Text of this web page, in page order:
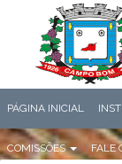
PÁGINA INICIAL
COMISSÕES FALE